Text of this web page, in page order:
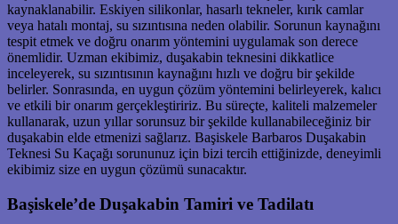
kaynaklanabilir. Eskiyen silikonlar, hasarlı tekneler, kırık camlar
veya hatalı montaj, su sızıntısına neden olabilir. Sorunun kaynağını
tespit etmek ve doğru onarım yöntemini uygulamak son derece
önemlidir. Uzman ekibimiz, duşakabin teknesini dikkatlice
inceleyerek, su sızıntısının kaynağını hızlı ve doğru bir şekilde
belirler. Sonrasında, en uygun çözüm yöntemini belirleyerek, kalıcı
ve etkili bir onarım gerçekleştiririz. Bu süreçte, kaliteli malzemeler
kullanarak, uzun yıllar sorunsuz bir şekilde kullanabileceğiniz bir
duşakabin elde etmenizi sağlarız. Başiskele Barbaros Duşakabin
Teknesi Su Kaçağı sorununuz için bizi tercih ettiğinizde, deneyimli
ekibimiz size en uygun çözümü sunacaktır.
Başiskele’de Duşakabin Tamiri ve Tadilatı